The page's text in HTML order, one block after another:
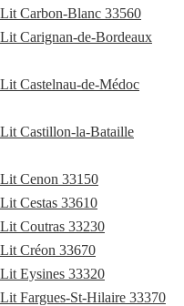
Carbon-Blanc 33560
Carignan-de-Bordeaux
Castelnau-de-Médoc
Castillon-la-Bataille
Cenon 33150
Cestas 33610
Coutras 33230
Créon 33670
Eysines 33320
Fargues-St-Hilaire 33370